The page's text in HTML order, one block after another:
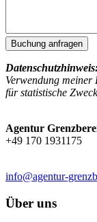
Buchung anfragen
Verwendung
für statistische
Agentur
+49 170 1931175
info@agentur-
Über uns